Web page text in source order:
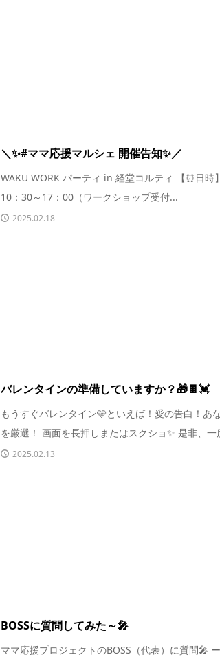
＼✨#ママ応援マルシェ 開催告知✨／
WAKU WORK パーティ in 経堂コルティ 【⏰日時
10：30～17：00（ワークショップ受付...
2025.02.18
バレンタインの準備していますか？🎁🍫💓
もうすぐバレンタイン🩵といえば！愛の告白！あ
を厳選！ 画面を長押しまたはスクショ✨ 是非、
2025.02.13
BOSSに質問してみた～🎤
ママ応援プロジェクトのBOSS（代表）に質問🎤